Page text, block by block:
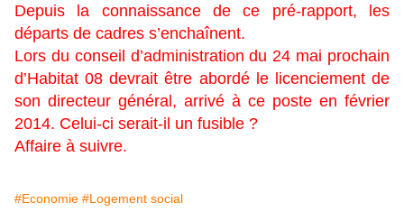
Depuis la connaissance de ce pré-rapport, les
départs de cadres s’enchaînent.
Lors du conseil d’administration du 24 mai prochain
d’Habitat 08 devrait être abordé le licenciement de
son directeur général, arrivé à ce poste en février
2014. Celui-ci serait-il un fusible ?
Affaire à suivre.
#Economie #Logement social